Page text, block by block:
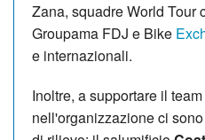
Zana, squadre World Tour
Groupama FDJ e Bike
e internazionali.
Inoltre, a supportare il
nell'organizzazione ci